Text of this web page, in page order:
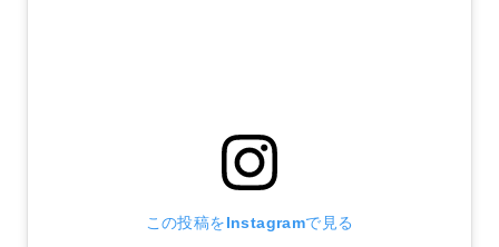
この投稿をInstagramで見る